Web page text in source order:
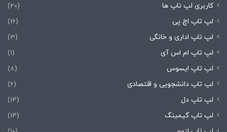
کاربری لپ تاپ ها
(20)
لپ تاپ اچ پی
(16)
لپ تاپ اداری و خانگی
(3)
لپ تاپ ام اس آی
(1)
لپ تاپ ایسوس
(8)
لپ تاپ دانشجویی و اقتصادی
(6)
لپ تاپ دل
(14)
لپ تاپ گیمینگ
(14)